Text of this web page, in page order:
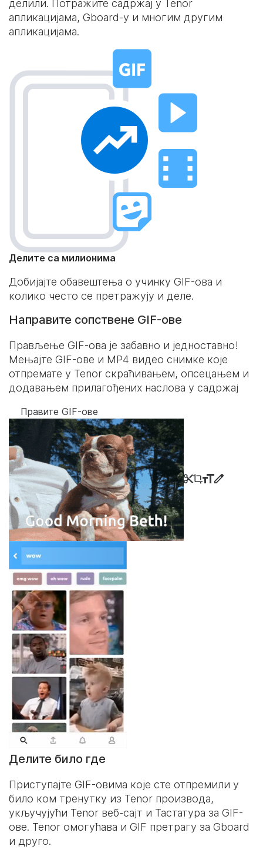
делили. Потражите садржај у Tenor
апликацијама, Gboard-у и многим другим
апликацијама.
Делите са милионима
Добијајте обавештења о учинку GIF-ова и
колико често се претражују и деле.
Направите сопствене GIF-ове
Прављење GIF-ова је забавно и једноставно!
Мењајте GIF-ове и MP4 видео снимке које
отпремате у Tenor скраћивањем, опсецањем и
додавањем прилагођених наслова у садржај
Правите GIF-ове
Делите било где
Приступајте GIF-овима које сте отпремили у
било ком тренутку из Tenor производа,
укључујући Tenor веб-сајт и Тастатура за GIF-
ове. Tenor омогућава и GIF претрагу за Gboard
и друго.